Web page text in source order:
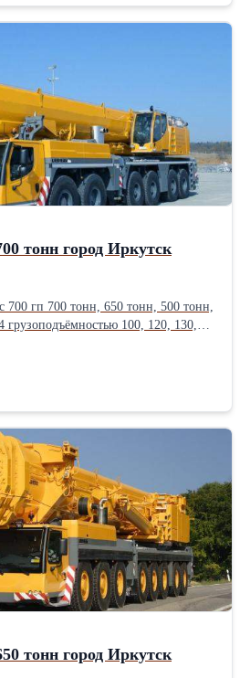
Liebherr
тонн город Иркутск
700 гп 700 тонн, 650 тонн, 500 тонн,
грузоподъёмностью 100, 120, 130,
в нефтегазовой, энергетической,
Liebherr
тонн город Иркутск